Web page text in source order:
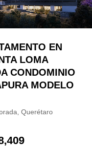
EN
LOMA
CONDOMINIO
MODELO
Querétaro